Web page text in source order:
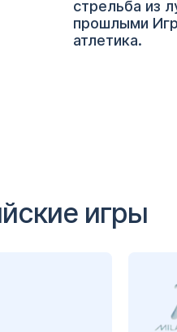
стрельба из
прошлыми
атлетика.
игры